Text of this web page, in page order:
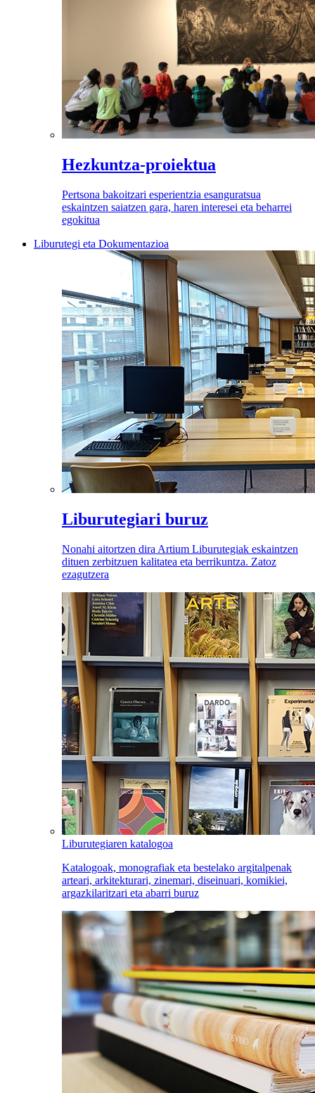
Hezkuntza-proiektua
Pertsona bakoitzari esperientzia esanguratsua
eskaintzen saiatzen gara, haren interesei eta beharrei
egokitua
Liburutegi eta Dokumentazioa
Liburutegiari buruz
Nonahi aitortzen dira Artium Liburutegiak eskaintzen
dituen zerbitzuen kalitatea eta berrikuntza. Zatoz
ezagutzera
Liburutegiaren katalogoa
Katalogoak, monografiak eta bestelako argitalpenak
arteari, arkitekturari, zinemari, diseinuari, komikiei,
argazkilaritzari eta abarri buruz